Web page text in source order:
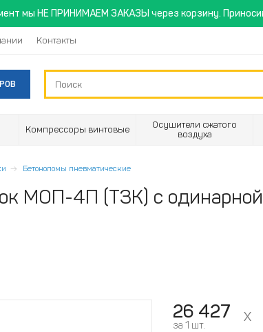
мы НЕ ПРИНИМАЕМ ЗАКАЗЫ через корзину.
Контакты
Компрессоры винтовые
Осушители сжатого
воздуха
Бетоноломы пневматические
МОП-4П (ТЗК) с одинарной
26 427
за 1 шт.